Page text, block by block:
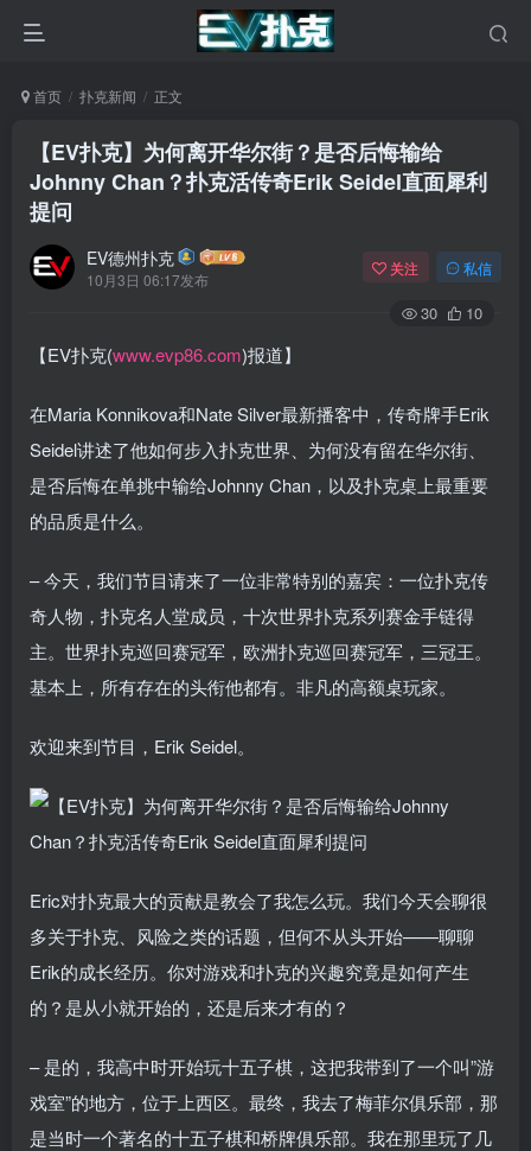
首页 扑克新闻 正文
【EV扑克】为何离开华尔街？是否后悔输给
Johnny Chan？扑克活传奇Erik Seidel直面犀利
提问
EV德州扑克
10月3日 06:17发布
关注 私信
30 10
【EV扑克(www.evp86.com)报道】
在Maria Konnikova和Nate Silver最新播客中，传奇牌手Erik
Seidel讲述了他如何步入扑克世界、为何没有留在华尔街、
是否后悔在单挑中输给Johnny Chan，以及扑克桌上最重要
的品质是什么。
– 今天，我们节目请来了一位非常特别的嘉宾：一位扑克传
奇人物，扑克名人堂成员，十次世界扑克系列赛金手链得
主。世界扑克巡回赛冠军，欧洲扑克巡回赛冠军，三冠王。
基本上，所有存在的头衔他都有。非凡的高额桌玩家。
欢迎来到节目，Erik Seidel。
Eric对扑克最大的贡献是教会了我怎么玩。我们今天会聊很
多关于扑克、风险之类的话题，但何不从头开始——聊聊
Erik的成长经历。你对游戏和扑克的兴趣究竟是如何产生
的？是从小就开始的，还是后来才有的？
– 是的，我高中时开始玩十五子棋，这把我带到了一个叫”游
戏室”的地方，位于上西区。最终，我去了梅菲尔俱乐部，那
是当时一个著名的十五子棋和桥牌俱乐部。我在那里玩了几